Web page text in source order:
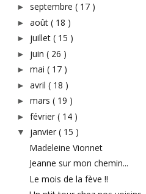
► septembre ( 17 )
► août ( 18 )
► juillet ( 15 )
► juin ( 26 )
► mai ( 17 )
► avril ( 18 )
► mars ( 19 )
► février ( 14 )
▼ janvier ( 15 )
Madeleine Vionnet
Jeanne sur mon chemin...
Le mois de la fève !!